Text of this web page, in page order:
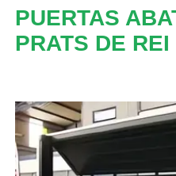
PUERTAS
PRATS DE REI